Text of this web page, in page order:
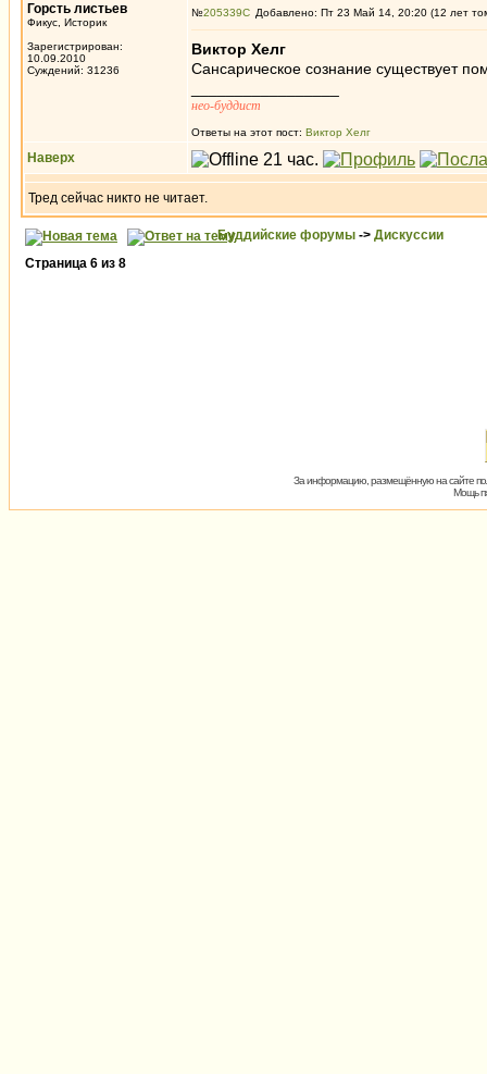
Горсть листьев
Фикус, Историк
Зарегистрирован:
10.09.2010
Суждений: 31236
№205339 Добавлено: Пт 23 Май 14, 20:20 (12 лет
Виктор Хелг
Сансарическое сознание существует
нео-буддист
Ответы на этот пост: Виктор Хелг
Наверх
Тред сейчас никто не читает.
Буддийские форумы -> Дискуссии
Страница 6 из 8
За информацию, размещённую на сайте
Мощь